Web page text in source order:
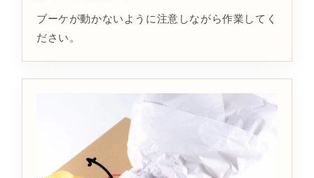
ブーケが動かないように注意しながら作業してく
ださい。